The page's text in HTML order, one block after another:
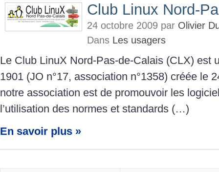
Club Linux Nord-
24 octobre 2009 par Olivier
Dans Les usagers
Le Club LinuX Nord-Pas-de-Calais (CLX) est
1901 (JO n°17, association n°1358) créée le
notre association est de promouvoir les
l’utilisation des normes et standards (…)
En savoir plus »